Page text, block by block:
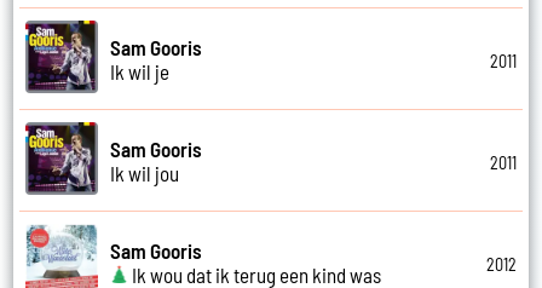
Sam Gooris
Ik wil je
2011
Sam Gooris
Ik wil jou
2011
Sam Gooris
Ik wou dat ik terug een kind was
2012